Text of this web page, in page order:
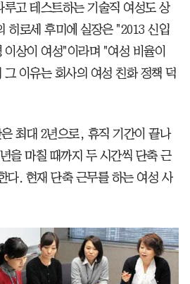
고 테스트하는 기술직 여성도 상
히로세 후미에 실장은 "2013 신입
상이 여성"이라며 "여성 비율이
이유는 회사의 여성 친화 정책 덕
최대 2년으로, 휴직 기간이 끝나
을 마칠 때까지 두 시간씩 단축 근
다. 현재 단축 근무를 하는 여성 사